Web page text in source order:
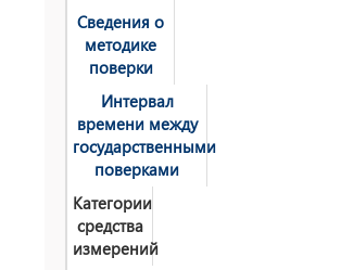
Сведения о
методике
поверки
Интервал
времени между
государственными
поверками
Категории
средства
измерений